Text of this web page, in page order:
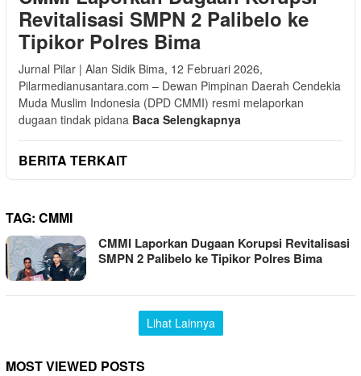
Revitalisasi SMPN 2 Palibelo ke
Tipikor Polres Bima
Jurnal Pilar | Alan Sidik Bima, 12 Februari 2026,
Pilarmedianusantara.com – Dewan Pimpinan Daerah Cendekia
Muda Muslim Indonesia (DPD CMMI) resmi melaporkan
dugaan tindak pidana Baca Selengkapnya
BERITA TERKAIT
TAG: CMMI
CMMI Laporkan Dugaan Korupsi Revitalisasi
SMPN 2 Palibelo ke Tipikor Polres Bima
Lihat Lainnya
MOST VIEWED POSTS